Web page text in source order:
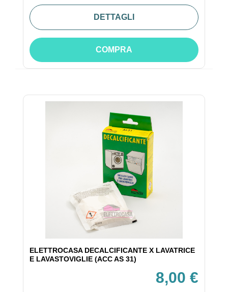
DETTAGLI
COMPRA
ELETTROCASA DECALCIFICANTE X LAVATRICE
E LAVASTOVIGLIE (ACC AS 31)
8,00 €